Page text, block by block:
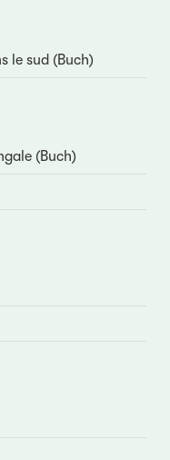
le sud (Buch)
(Buch)